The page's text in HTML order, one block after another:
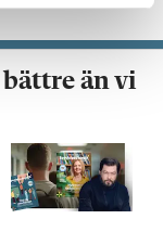
än vi